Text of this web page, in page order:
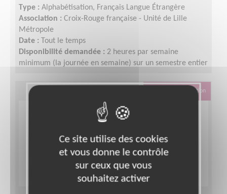
Type : Alphabétisation, Français Langue Étrangère
Association : Croix-Rouge française - Unité de Lille
Métropole
Date : Tout le temps
Disponibilité demandée : 2 heures par semaine
minimum (la journée en semaine) sur un semestre entier
Éducation & Formation
Ce site utilise des cookies
et vous donne le contrôle
sur ceux que vous
souhaitez activer